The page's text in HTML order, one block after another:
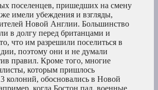
поселенцев, пришедших на смену
имели убеждения и взгляды,
Новой Англии. Большинство
в долгу перед британцами и
что им разрешили поселиться в
поэтому они и не думали
правил. Кроме того, многие
которым пришлось
колоний, обосновались в Новой
когда Бостон пал, военные